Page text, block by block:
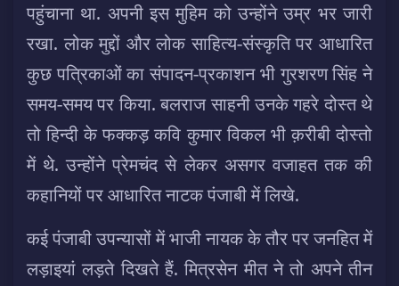
पहुंचाना था. अपनी इस मुहिम को उन्होंने उम्र भर जारी
रखा. लोक मुद्दों और लोक साहित्य-संस्कृति पर आधारित
कुछ पत्रिकाओं का संपादन-प्रकाशन भी गुरशरण सिंह ने
समय-समय पर किया. बलराज साहनी उनके गहरे दोस्त थे
तो हिन्दी के फक्कड़ कवि कुमार विकल भी क़रीबी दोस्तो
में थे. उन्होंने प्रेमचंद से लेकर असगर वजाहत तक की
कहानियों पर आधारित नाटक पंजाबी में लिखे.
कई पंजाबी उपन्यासों में भाजी नायक के तौर पर जनहित में
लड़ाइयां लड़ते दिखते हैं. मित्रसेन मीत ने तो अपने तीन